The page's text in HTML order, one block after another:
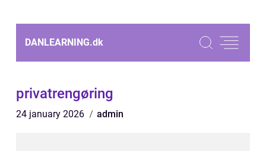
DANLEARNING.dk
privatrengøring
24 january 2026 admin